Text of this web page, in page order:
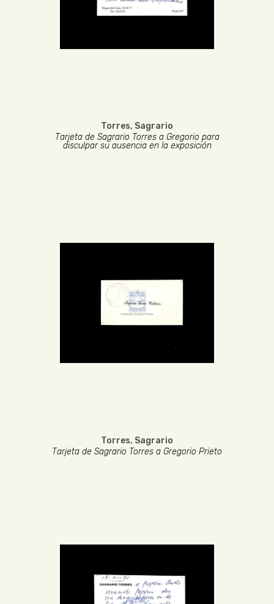
Torres, Sagrario
Tarjeta de Sagrario Torres a Gregorio para
disculpar su ausencia en la exposición
Torres, Sagrario
Tarjeta de Sagrario Torres a Gregorio Prieto